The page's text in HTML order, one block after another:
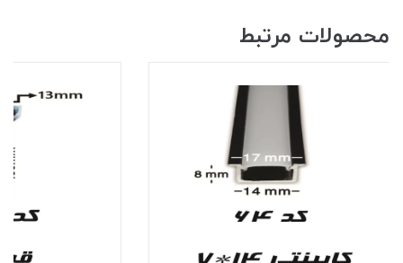
محصولات مرتبط